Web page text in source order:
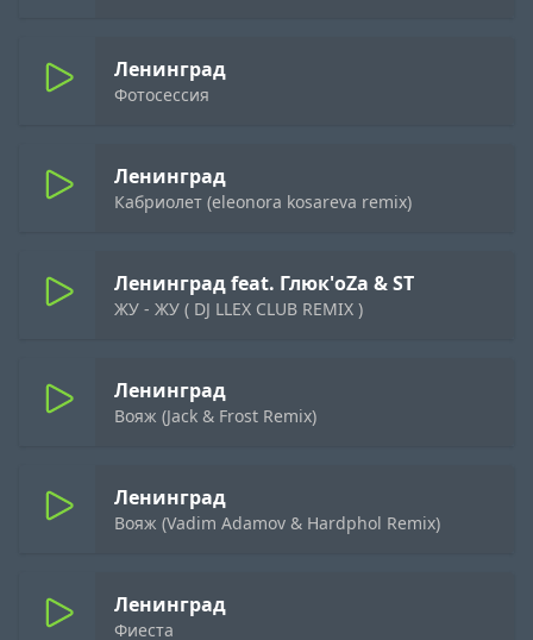
Ленинград
Фотосессия
Ленинград
Кабриолет (eleonora kosareva remix)
Ленинград feat. Глюк'oZa & ST
ЖУ - ЖУ ( DJ LLEX CLUB REMIX )
Ленинград
Вояж (Jack & Frost Remix)
Ленинград
Вояж (Vadim Adamov & Hardphol Remix)
Ленинград
Фиеста